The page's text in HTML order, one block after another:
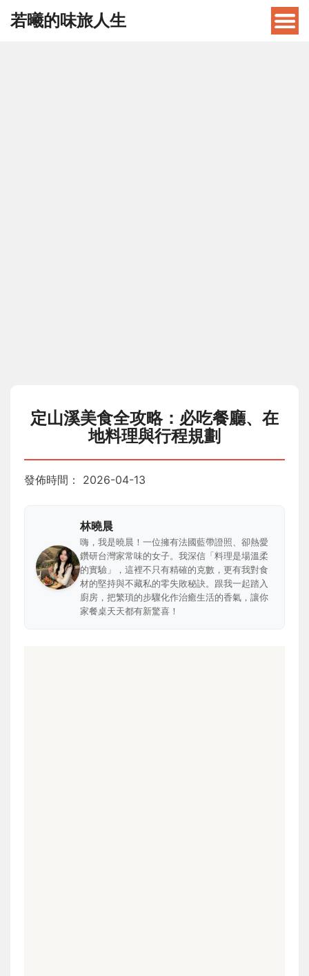
若曦的味旅人生
定山溪美食全攻略：必吃餐廳、在
地料理與行程規劃
發佈時間： 2026-04-13
林曉晨
嗨，我是曉晨！一位擁有法國藍帶證照、卻熱愛
鑽研台灣家常味的女子。我深信「料理是場溫柔
的實驗」，這裡不只有精確的克數，更有我對食
材的堅持與不藏私的零失敗秘訣。跟我一起踏入
廚房，把繁瑣的步驟化作治癒生活的香氣，讓你
家餐桌天天都有新驚喜！